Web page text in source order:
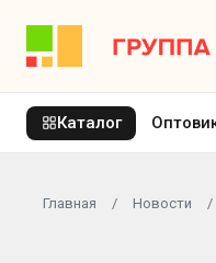
Каталог
Главная / Новости /